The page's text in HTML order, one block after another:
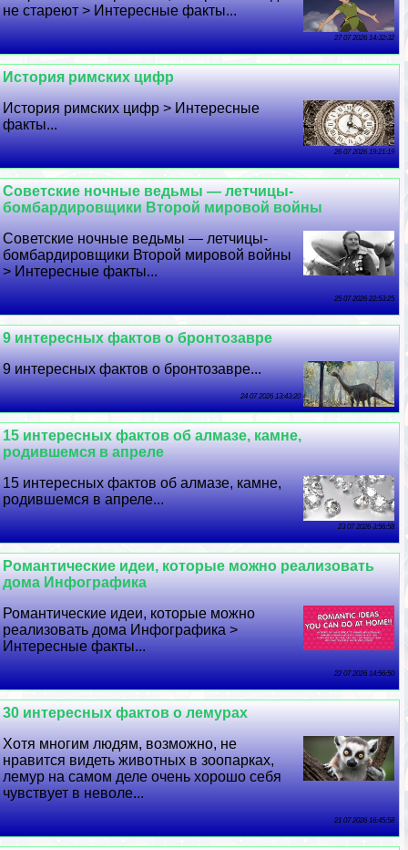
не стареют > Интересные факты...
27 07 2026 14:32:32
История римских цифр
История римских цифр > Интересные
факты...
26 07 2026 19:21:19
Советские ночные ведьмы — летчицы-
бомбардировщики Второй мировой войны
Советские ночные ведьмы — летчицы-
бомбардировщики Второй мировой войны
> Интересные факты...
25 07 2026 22:53:25
9 интересных фактов о бронтозавре
9 интересных фактов о бронтозавре...
24 07 2026 13:43:20
15 интересных фактов об алмазе, камне,
родившемся в апреле
15 интересных фактов об алмазе, камне,
родившемся в апреле...
23 07 2026 3:56:58
Романтические идеи, которые можно реализовать
дома Инфографика
Романтические идеи, которые можно
реализовать дома Инфографика >
Интересные факты...
22 07 2026 14:56:50
30 интересных фактов о лемурах
Хотя многим людям, возможно, не
нравится видеть животных в зоопарках,
лемур на самом деле очень хорошо себя
чувствует в неволе...
21 07 2026 16:45:58